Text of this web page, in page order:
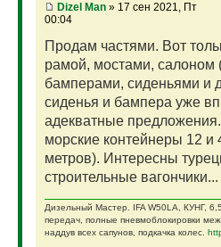
Dizel Man» 17 сен 2021, Пт
00:04
Продам частями. Вот
рамой, мостами, салоном
бамперами, сиденьями и
сиденья и бампера уже
адекватные
морские контейнеры 12 и
метров). Интересны
строительные вагончики...
Дизельный Мастер. IFA W50LA, КУНГ,
передач, полные пневмоблокировки
наддув всех сапунов, подкачка колес.